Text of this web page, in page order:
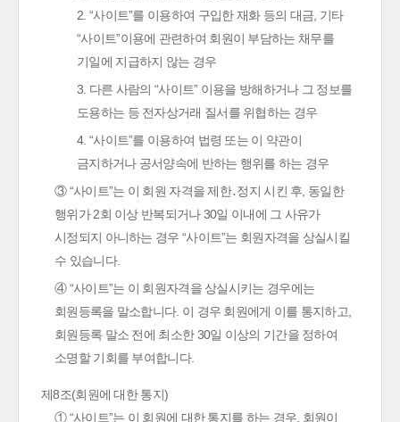
2. “사이트”를 이용하여 구입한 재화 등의 대금, 기타
“사이트”이용에 관련하여 회원이 부담하는 채무를
기일에 지급하지 않는 경우
3. 다른 사람의 “사이트” 이용을 방해하거나 그 정보를
도용하는 등 전자상거래 질서를 위협하는 경우
4. “사이트”를 이용하여 법령 또는 이 약관이
금지하거나 공서양속에 반하는 행위를 하는 경우
③ “사이트”는 이 회원 자격을 제한․정지 시킨 후, 동일한
행위가 2회 이상 반복되거나 30일 이내에 그 사유가
시정되지 아니하는 경우 “사이트”는 회원자격을 상실시킬
수 있습니다.
④ “사이트”는 이 회원자격을 상실시키는 경우에는
회원등록을 말소합니다. 이 경우 회원에게 이를 통지하고,
회원등록 말소 전에 최소한 30일 이상의 기간을 정하여
소명할 기회를 부여합니다.
제8조(회원에 대한 통지)
① “사이트”는 이 회원에 대한 통지를 하는 경우, 회원이